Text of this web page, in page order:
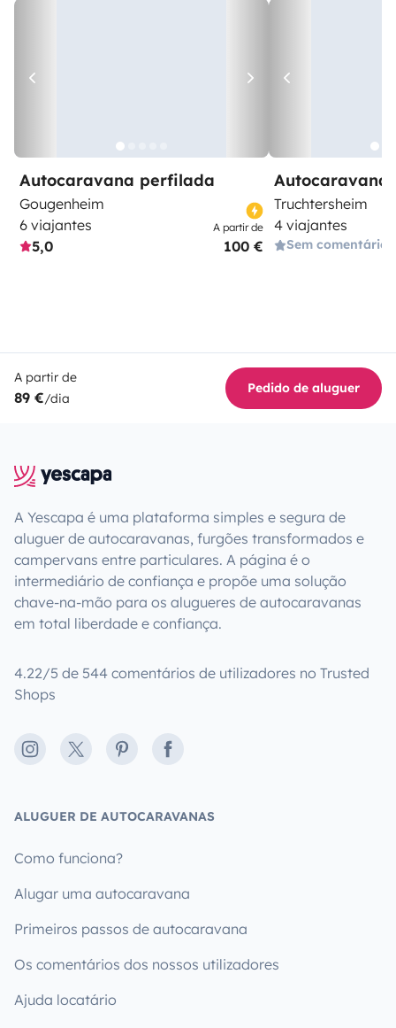
Autocaravana perfilada
Gougenheim
6 viajantes
5,0
A partir de
100 €
Truchtersheim
4 viajantes
Sem comentários
A partir de
89 €/dia
Pedido de aluguer
A Yescapa é uma plataforma simples e segura de
aluguer de autocaravanas, furgões transformados e
campervans entre particulares. A página é o
intermediário de confiança e propõe uma solução
chave-na-mão para os alugueres de autocaravanas
em total liberdade e confiança.
4.22/5 de 544 comentários de utilizadores no Trusted
Shops
Instagram
X PinterestFacebook
ALUGUER DE AUTOCARAVANAS
Como funciona?
Alugar uma autocaravana
Primeiros passos de autocaravana
Os comentários dos nossos utilizadores
Ajuda locatário